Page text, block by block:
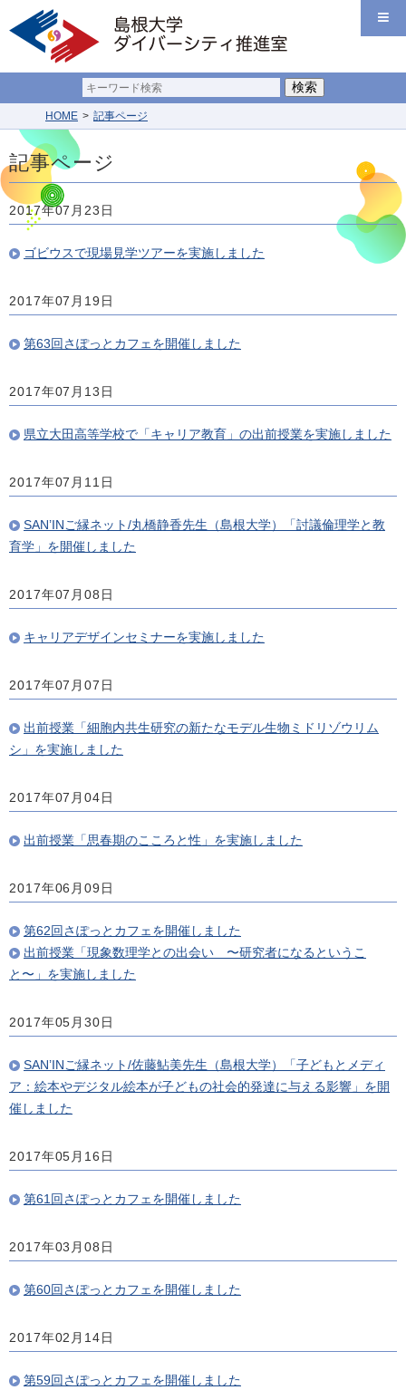
HOME 記事ページ
記事ページ
2017年07月23日
ゴビウスで現場見学ツアーを実施しました
2017年07月19日
第63回さぽっとカフェを開催しました
2017年07月13日
県立大田高等学校で「キャリア教育」の出前授業を実施しました
2017年07月11日
SAN’INご縁ネット/丸橋静香先生（島根大学）「討議倫理学と教
育学」を開催しました
2017年07月08日
キャリアデザインセミナーを実施しました
2017年07月07日
出前授業「細胞内共生研究の新たなモデル生物ミドリゾウリム
シ」を実施しました
2017年07月04日
出前授業「思春期のこころと性」を実施しました
2017年06月09日
第62回さぽっとカフェを開催しました
出前授業「現象数理学との出会い 〜研究者になるというこ
と〜」を実施しました
2017年05月30日
SAN’INご縁ネット/佐藤鮎美先生（島根大学）「子どもとメディ
ア：絵本やデジタル絵本が子どもの社会的発達に与える影響」を開
催しました
2017年05月16日
第61回さぽっとカフェを開催しました
2017年03月08日
第60回さぽっとカフェを開催しました
2017年02月14日
第59回さぽっとカフェを開催しました